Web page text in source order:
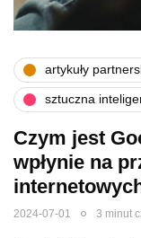
artykuły
sztuczna
Czym jest
wpłynie na
2024-07-01 3 minut